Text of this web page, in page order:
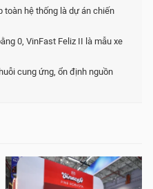
toàn hệ thống là dự án chiến
0, VinFast Feliz II là mẫu xe
cung ứng, ổn định nguồn